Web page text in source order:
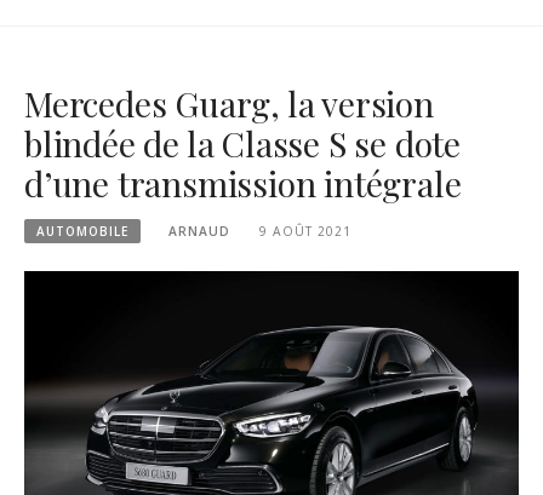
Mercedes Guarg, la version
blindée de la Classe S se dote
d’une transmission intégrale
AUTOMOBILE ARNAUD 9 AOÛT 2021